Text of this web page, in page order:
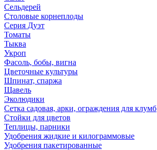
Сельдерей
Столовые корнеплоды
Серия Дуэт
Томаты
Тыква
Укроп
Фасоль, бобы, вигна
Цветочные культуры
Шпинат, спаржа
Щавель
Эколюдики
Сетка садовая, арки, ограждения для клумб
Стойки для цветов
Теплицы, парники
Удобрения жидкие и килограммовые
Удобрения пакетированные